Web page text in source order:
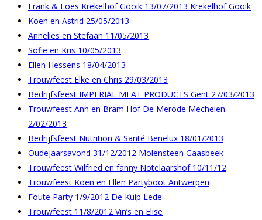
Frank & Loes Krekelhof Gooik 13/07/2013 Krekelhof Gooik
Koen en Astrid 25/05/2013
Annelies en Stefaan 11/05/2013
Sofie en Kris 10/05/2013
Ellen Hessens 18/04/2013
Trouwfeest Elke en Chris 29/03/2013
Bedrijfsfeest IMPERIAL MEAT PRODUCTS Gent 27/03/2013
Trouwfeest Ann en Bram Hof De Merode Mechelen
2/02/2013
Bedrijfsfeest Nutrition & Santé Benelux 18/01/2013
Oudejaarsavond 31/12/2012 Molensteen Gaasbeek
Trouwfeest Wilfried en fanny Notelaarshof 10/11/12
Trouwfeest Koen en Ellen Partyboot Antwerpen
Foute Party 1/9/2012 De Kuip Lede
Trouwfeest 11/8/2012 Vin’s en Elise